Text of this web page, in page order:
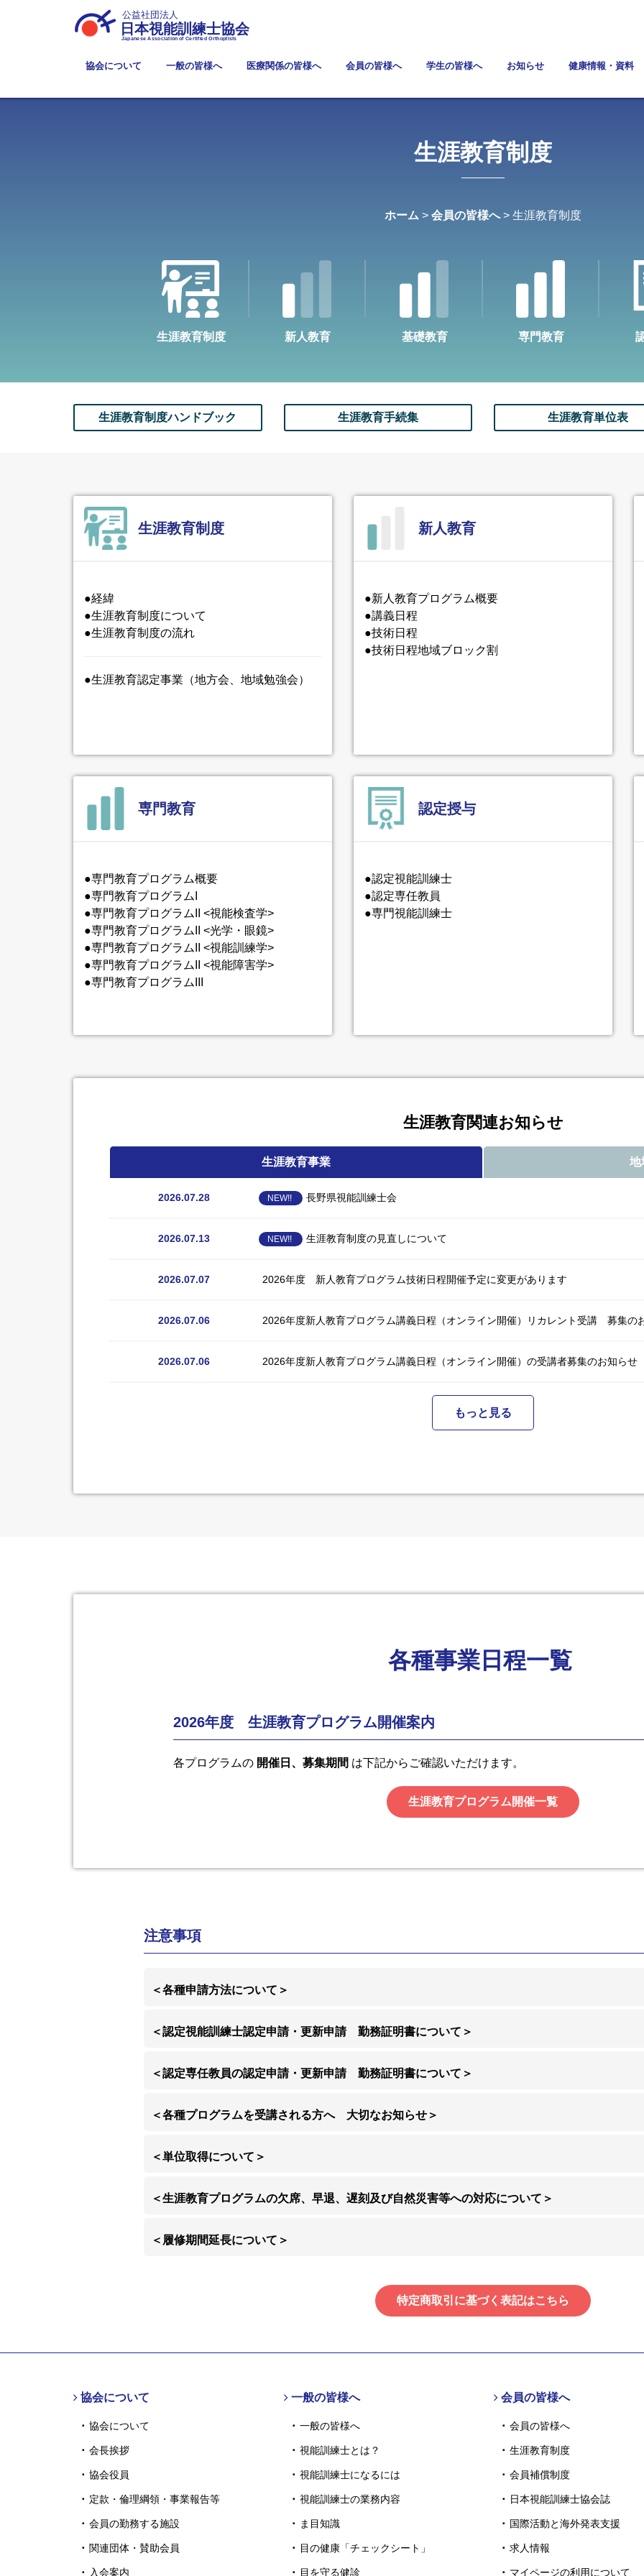
公益社団法人
日本視能訓練士協会
Japanese Association of Certified Orthoptists
協会について 一般の皆様へ 医療関係の皆様へ 会員の皆様へ 学生の皆様へ お知らせ 健康情報・資料
生涯教育制度
ホーム > 会員の皆様へ> 生涯教育制度
生涯教育制度 新人教育 基礎教育 専門教育
生涯教育制度ハンドブック 生涯教育手続集 生涯教育単位表
生涯教育制度
●経緯
●生涯教育制度について
●生涯教育制度の流れ
●生涯教育認定事業（地方会、地域勉強会）
新人教育
●新人教育プログラム概要
●講義日程
●技術日程
●技術日程地域ブロック割
専門教育
●専門教育プログラム概要
●専門教育プログラムI
●専門教育プログラムII <視能検査学>
●専門教育プログラムII <光学・眼鏡>
●専門教育プログラムII <視能訓練学>
●専門教育プログラムII <視能障害学>
●専門教育プログラムIII
認定授与
●認定視能訓練士
●認定専任教員
●専門視能訓練士
生涯教育関連お知らせ
生涯教育事業 地
2026.07.28 NEW!! 長野県視能訓練士会
2026.07.13 NEW!! 生涯教育制度の見直しについて
2026.07.07 2026年度 新人教育プログラム技術日程開催予定に変更があります
2026.07.06 2026年度新人教育プログラム講義日程（オンライン開催）リカレント受講 募集の
2026.07.06 2026年度新人教育プログラム講義日程（オンライン開催）の受講者募集のお知らせ
もっと見る
各種事業日程一覧
2026年度 生涯教育プログラム開催案内
各プログラムの 開催日、募集期間 は下記からご確認いただけます。
生涯教育プログラム開催一覧
注意事項
＜各種申請方法について＞
＜認定視能訓練士認定申請・更新申請 勤務証明書について＞
＜認定専任教員の認定申請・更新申請 勤務証明書について＞
＜各種プログラムを受講される方へ 大切なお知らせ＞
＜単位取得について＞
＜生涯教育プログラムの欠席、早退、遅刻及び自然災害等への対応について＞
＜履修期間延長について＞
特定商取引に基づく表記はこちら
協会について
協会について
会長挨拶
協会役員
定款・倫理綱領・事業報告等
会員の勤務する施設
関連団体・賛助会員
入会案内
一般の皆様へ
一般の皆様へ
視能訓練士とは？
視能訓練士になるには
視能訓練士の業務内容
ま目知識
目の健康「チェックシート」
目を守る健診
会員の皆様へ
会員の皆様へ
生涯教育制度
会員補償制度
日本視能訓練士協会誌
国際活動と海外発表支援
求人情報
マイページの利用について